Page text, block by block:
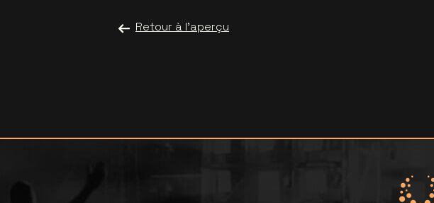
Retour à l'aperçu